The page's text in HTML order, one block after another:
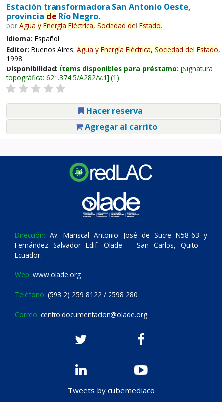
Estación transformadora San Antonio Oeste,
provincia deRío Negro.
por Agua y Energía Eléctrica, Sociedad del Estado.
Idioma: Español
Editor: Buenos Aires: Agua y Energía Eléctrica, Sociedad del Estado,
1998
Disponibilidad: Ítems disponibles para préstamo: Signatura
topográfica: 621.374.5/A282/v.1 (1).
Hacer reserva
Agregar al carrito
Dirección: Av. Mariscal Antonio José de Sucre N58-63 y
Fernández Salvador Edif. Olade – San Carlos, Quito –
Ecuador.
Web: www.olade.org
Teléfono: (593 2) 259 8122 / 2598 280
Correo: centro.documentacion@olade.org
Tweets by cubemediaco